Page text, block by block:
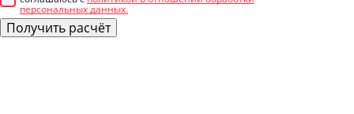
персональных данных.
Получить расчёт